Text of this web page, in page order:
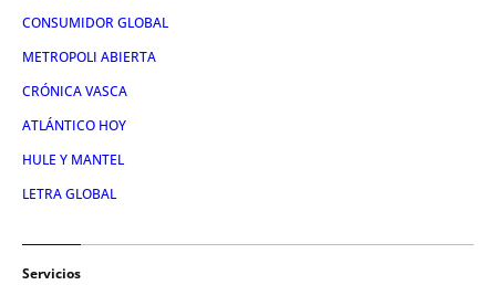
CONSUMIDOR GLOBAL
METROPOLI ABIERTA
CRÓNICA VASCA
ATLÁNTICO HOY
HULE Y MANTEL
LETRA GLOBAL
Servicios